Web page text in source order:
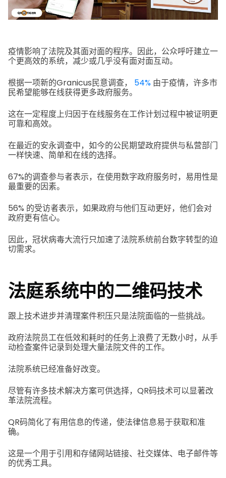
疫情影响了法院及其面对面的程序。因此，公众呼吁建立一
个更高效的系统，减少或几乎没有面对面互动。
根据一项新的Granicus民意调查， 54% 由于疫情，许多市
民希望能够在线获得更多政府服务。
这在一定程度上归因于在线服务在工作计划过程中被证明更
可靠和高效。
在最近的安永调查中，如今的公民期望政府提供与私营部门
一样快速、简单和在线的选择。
67%的调查参与者表示，在使用数字政府服务时，易用性是
最重要的因素。
56% 的受访者表示，如果政府与他们互动更好，他们会对
政府更有信心。
因此，冠状病毒大流行只加速了法院系统前台数字转型的迫
切需求。
法庭系统中的二维码技术
跟上技术进步并清理案件积压只是法院面临的一些挑战。
政府法院员工在低效和耗时的任务上浪费了无数小时，从手
动检查案件记录到处理大量法院文件的工作。
法院系统已经准备好改变。
尽管有许多技术解决方案可供选择，QR码技术可以显著改
革法院流程。
QR码简化了有用信息的传递，使法律信息易于获取和准
确。
这是一个用于引用和存储网站链接、社交媒体、电子邮件等
的优秀工具。